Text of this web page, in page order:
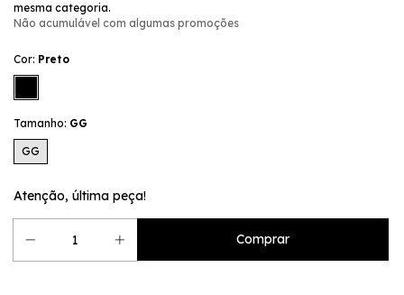
mesma categoria.
Não acumulável com algumas promoções
Cor: Preto
Tamanho: GG
GG
Atenção, última peça!